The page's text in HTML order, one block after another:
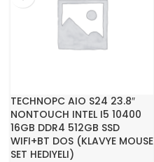
TECHNOPC AIO S24 23.8″
NONTOUCH INTEL I5 10400
16GB DDR4 512GB SSD
WIFI+BT DOS (KLAVYE MOUSE
SET HEDIYELI)